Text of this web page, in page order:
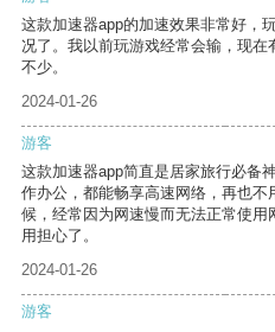
这款加速器app的加速效果非常好，
况了。我以前玩游戏经常会输，现在
不少。
2024-01-26
游客
这款加速器app简直是居家旅行必备
作办公，都能畅享高速网络，再也
候，经常因为网速慢而无法正常使
用担心了。
2024-01-26
游客